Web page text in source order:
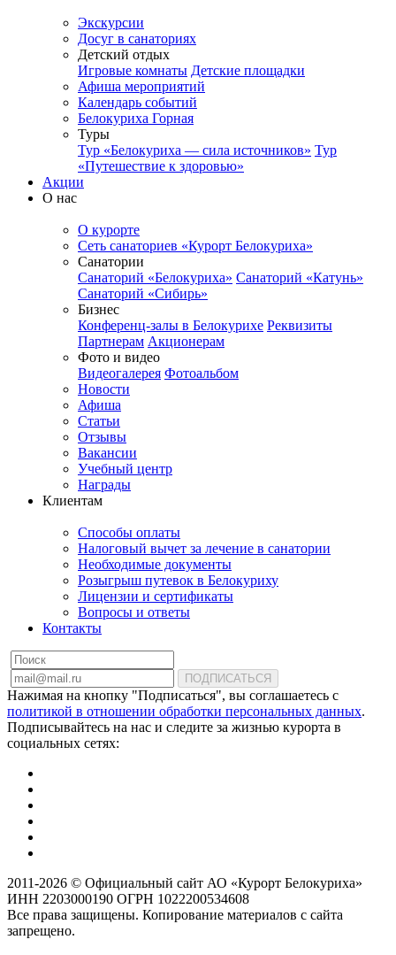
Экскурсии
Досуг в санаториях
Детский отдых
Игровые комнаты Детские площадки
Афиша мероприятий
Календарь событий
Белокуриха Горная
Туры
Тур «Белокуриха — сила источников» Тур
«Путешествие к здоровью»
Акции
О нас
О курорте
Сеть санаториев «Курорт Белокуриха»
Санатории
Санаторий «Белокуриха» Санаторий «Катунь»
Санаторий «Сибирь»
Бизнес
Конференц-залы в Белокурихе Реквизиты
Партнерам Акционерам
Фото и видео
Видеогалерея Фотоальбом
Новости
Афиша
Статьи
Отзывы
Вакансии
Учебный центр
Награды
Клиентам
Способы оплаты
Налоговый вычет за лечение в санатории
Необходимые документы
Розыгрыш путевок в Белокуриху
Лицензии и сертификаты
Вопросы и ответы
Контакты
ПОДПИСАТЬСЯ
Нажимая на кнопку "Подписаться", вы соглашаетесь с
политикой в отношении обработки персональных данных.
Подписывайтесь на нас и следите за жизнью курорта в
социальных сетях:
2011-2026 © Официальный сайт АО «Курорт Белокуриха»
ИНН 2203000190 ОГРН 1022200534608
Все права защищены. Копирование материалов с сайта
запрещено.